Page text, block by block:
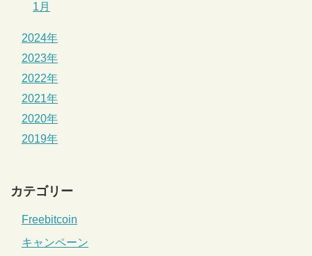
1月
2024年
2023年
2022年
2021年
2020年
2019年
カテゴリー
Freebitcoin
キャンペーン